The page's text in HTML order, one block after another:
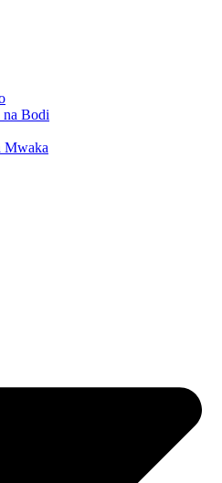
na Bodi
Mwaka